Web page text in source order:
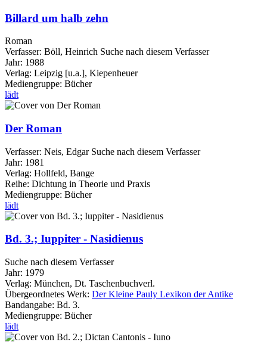
Billard um halb zehn
Roman
Verfasser: Böll, Heinrich Suche nach diesem Verfasser
Jahr: 1988
Verlag: Leipzig [u.a.], Kiepenheuer
Mediengruppe: Bücher
lädt
Der Roman
Verfasser: Neis, Edgar Suche nach diesem Verfasser
Jahr: 1981
Verlag: Hollfeld, Bange
Reihe: Dichtung in Theorie und Praxis
Mediengruppe: Bücher
lädt
Bd. 3.; Iuppiter - Nasidienus
Suche nach diesem Verfasser
Jahr: 1979
Verlag: München, Dt. Taschenbuchverl.
Übergeordnetes Werk: Der Kleine Pauly Lexikon der Antike
Bandangabe: Bd. 3.
Mediengruppe: Bücher
lädt